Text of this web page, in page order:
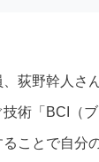
荻野幹人さん
術「BCI（
ことで自分